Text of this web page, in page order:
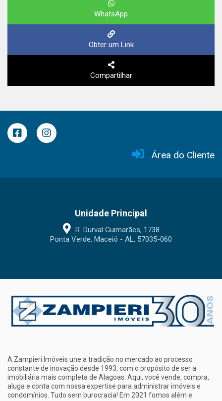
WhatsApp
Obter um Link
Compartilhar
Área do Cliente
Unidade Principal
R. Durval Guimarães, 1738
Ponta Verde, Maceió - AL, 57035-060
A Zampieri Imóveis une a tradição no mercado ao processo
constante de inovação desde 1993, com o propósito de ser a
imobiliária mais completa de Alagoas. Aqui, você vende, compra,
aluga e conta com nossa expertise para administrar imóveis e
condomínios. Tudo sem burocracia! Em 2021 fomos além e